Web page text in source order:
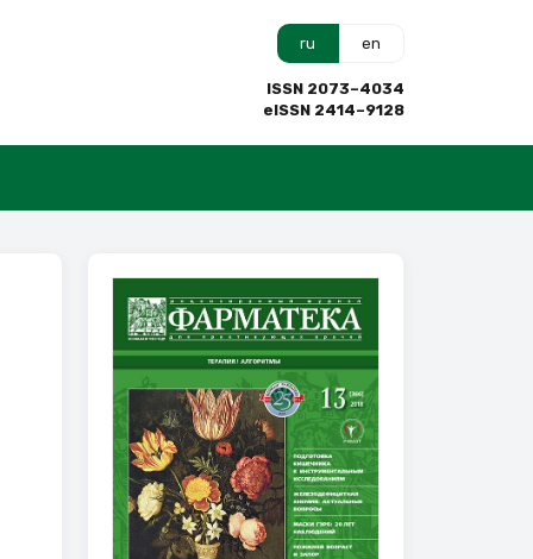
ru en
ISSN 2073–4034
eISSN 2414–9128